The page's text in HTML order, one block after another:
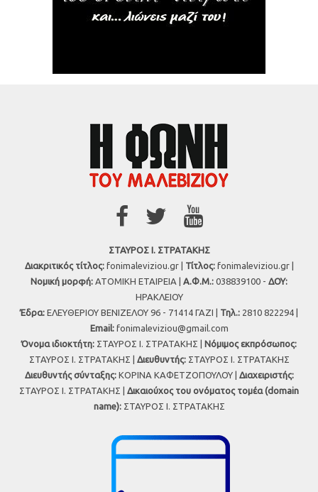
ΣΤΑΥΡΟΣ Ι. ΣΤΡΑΤΑΚΗΣ
Διακριτικός τίτλος:fonimaleviziou.gr | Τίτλος:fonimaleviziou.gr |
Νομική μορφή: ΑΤΟΜΙΚΗ ΕΤΑΙΡΕΙΑ | Α.Φ.Μ.: 038839100 - ΔΟΥ:
ΗΡΑΚΛΕΙΟΥ
Έδρα: ΕΛΕΥΘΕΡΙΟΥ ΒΕΝΙΖΕΛΟΥ 96 - 71414 ΓΑΖΙ | Τηλ.: 2810 822294 |
Εmail: fonimaleviziou@gmail.com
Όνομα ιδιοκτήτη: ΣΤΑΥΡΟΣ Ι. ΣΤΡΑΤΑΚΗΣ | Νόμιμος εκπρόσωπος:
ΣΤΑΥΡΟΣ Ι. ΣΤΡΑΤΑΚΗΣ | Διευθυντής:ΣΤΑΥΡΟΣ Ι. ΣΤΡΑΤΑΚΗΣ
Διευθυντής σύνταξης:ΚΟΡΙΝΑ ΚΑΦΕΤΖΟΠΟΥΛΟΥ | Διαχειριστής:
ΣΤΑΥΡΟΣ Ι. ΣΤΡΑΤΑΚΗΣ | Δικαιούχος του ονόματος τομέα (domain
name):ΣΤΑΥΡΟΣ Ι. ΣΤΡΑΤΑΚΗΣ